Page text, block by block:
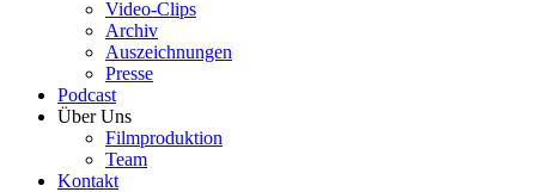
Video-Clips
Archiv
Auszeichnungen
Presse
Podcast
Über Uns
Filmproduktion
Team
Kontakt